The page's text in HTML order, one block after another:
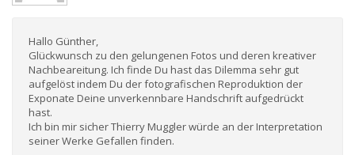
Hallo Günther,
Glückwunsch zu den gelungenen Fotos und deren kreativer
Nachbeareitung. Ich finde Du hast das Dilemma sehr gut
aufgelöst indem Du der fotografischen Reproduktion der
Exponate Deine unverkennbare Handschrift aufgedrückt
hast.
Ich bin mir sicher Thierry Muggler würde an der Interpretation
seiner Werke Gefallen finden.